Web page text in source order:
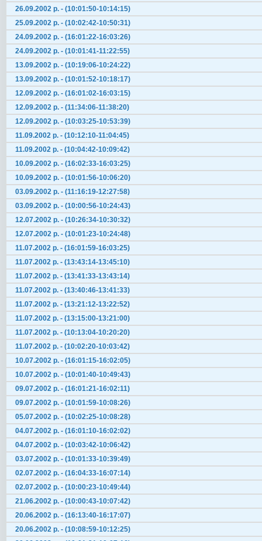
26.09.2002 р. - (10:01:50-10:14:15)
25.09.2002 р. - (10:02:42-10:50:31)
24.09.2002 р. - (16:01:22-16:03:26)
24.09.2002 р. - (10:01:41-11:22:55)
13.09.2002 р. - (10:19:06-10:24:22)
13.09.2002 р. - (10:01:52-10:18:17)
12.09.2002 р. - (16:01:02-16:03:15)
12.09.2002 р. - (11:34:06-11:38:20)
12.09.2002 р. - (10:03:25-10:53:39)
11.09.2002 р. - (10:12:10-11:04:45)
11.09.2002 р. - (10:04:42-10:09:42)
10.09.2002 р. - (16:02:33-16:03:25)
10.09.2002 р. - (10:01:56-10:06:20)
03.09.2002 р. - (11:16:19-12:27:58)
03.09.2002 р. - (10:00:56-10:24:43)
12.07.2002 р. - (10:26:34-10:30:32)
12.07.2002 р. - (10:01:23-10:24:48)
11.07.2002 р. - (16:01:59-16:03:25)
11.07.2002 р. - (13:43:14-13:45:10)
11.07.2002 р. - (13:41:33-13:43:14)
11.07.2002 р. - (13:40:46-13:41:33)
11.07.2002 р. - (13:21:12-13:22:52)
11.07.2002 р. - (13:15:00-13:21:00)
11.07.2002 р. - (10:13:04-10:20:20)
11.07.2002 р. - (10:02:20-10:03:42)
10.07.2002 р. - (16:01:15-16:02:05)
10.07.2002 р. - (10:01:40-10:49:43)
09.07.2002 р. - (16:01:21-16:02:11)
09.07.2002 р. - (10:01:59-10:08:26)
05.07.2002 р. - (10:02:25-10:08:28)
04.07.2002 р. - (16:01:10-16:02:02)
04.07.2002 р. - (10:03:42-10:06:42)
03.07.2002 р. - (10:01:33-10:39:49)
02.07.2002 р. - (16:04:33-16:07:14)
02.07.2002 р. - (10:00:23-10:49:44)
21.06.2002 р. - (10:00:43-10:07:42)
20.06.2002 р. - (16:13:40-16:17:07)
20.06.2002 р. - (10:08:59-10:12:25)